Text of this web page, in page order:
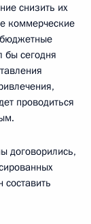
снизить их
коммерческие
бы сегодня
проводиться
договорились,
составить